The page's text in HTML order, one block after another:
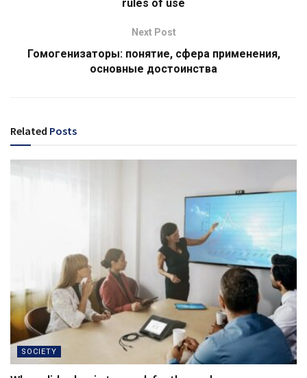
rules of use
Next Post
Гомогенизаторы: понятие, сфера применения,
основные достоинства
Related Posts
SOCIETY